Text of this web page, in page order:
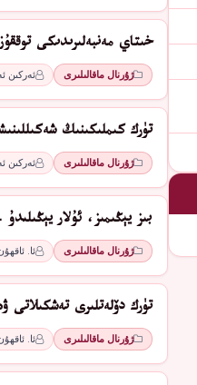
خىتاي مەنبەلىرىدىكى
ژۇرنال ماقالىلىرى ئەركىن
تۈرك كىملىكىنىڭ
ژۇرنال ماقالىلىرى ئەركىن
بىز يېڭىمىز، ئۇلار
ژۇرنال ماقالىلىرى ئا.
تۈرك دۆلەتلىرى
ژۇرنال ماقالىلىرى ئا.